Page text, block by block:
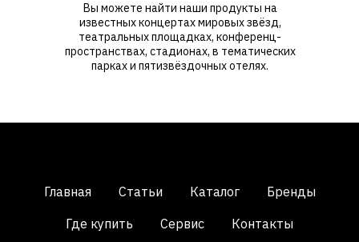
Вы можете найти наши продукты на
известных концертах мировых звёзд,
театральных площадках, конференц-
пространствах, стадионах, в тематических
парках и пятизвёздочных отелях.
Главная Статьи Каталог
Бренды
Где купить
Сервис Контакты